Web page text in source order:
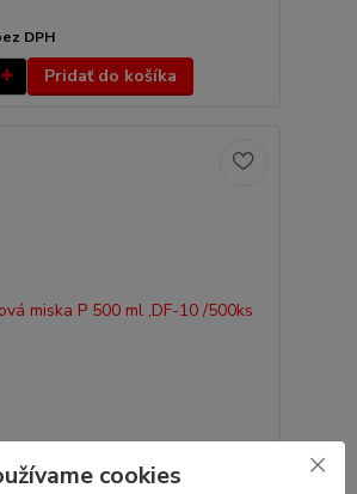
DPH
Pridať do košíka
cookies